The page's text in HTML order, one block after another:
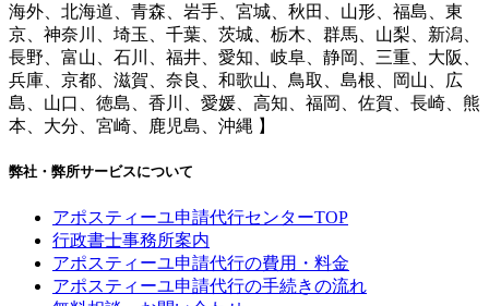
海外、北海道、青森、岩手、宮城、秋田、山形、福島、東
京、神奈川、埼玉、千葉、茨城、栃木、群馬、山梨、新潟、
長野、富山、石川、福井、愛知、岐阜、静岡、三重、大阪、
兵庫、京都、滋賀、奈良、和歌山、鳥取、島根、岡山、広
島、山口、徳島、香川、愛媛、高知、福岡、佐賀、長崎、熊
本、大分、宮崎、鹿児島、沖縄 】
弊社・弊所サービスについて
アポスティーユ申請代行センターTOP
行政書士事務所案内
アポスティーユ申請代行の費用・料金
アポスティーユ申請代行の手続きの流れ